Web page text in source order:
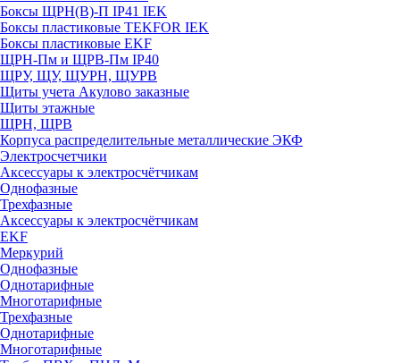
Боксы ЩРН(В)-П IP41 IEK
Боксы пластиковые TEKFOR IEK
Боксы пластиковые EKF
ЩРН-Пм и ЩРВ-Пм IP40
ЩРУ, ЩУ, ЩУРН, ЩУРВ
Щиты учета Акулово заказные
Щиты этажные
ЩРН, ЩРВ
Корпуса распределительные металлические ЭКФ
Электросчетчики
Аксессуары к электросчётчикам
Однофазные
Трехфазные
Аксессуары к электросчётчикам
EKF
Меркурий
Однофазные
Однотарифные
Многотарифные
Трехфазные
Однотарифные
Многотарифные